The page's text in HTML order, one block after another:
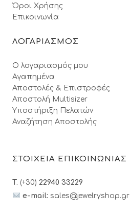
Όροι Xρήσης
Επικοινωνία
ΛΟΓΑΡΙΑΣΜΟΣ
Ο λογαριασμός μου
Αγαπημένα
Αποστολές & Επιστροφές
Αποστολή Multisizer
Υποστήριξη Πελατών
Αναζήτηση Αποστολής
ΣΤΟΙΧΕΙΑ ΕΠΙΚΟΙΝΩΝΙΑΣ
T. (+30) 22940 33229
e-mail: sales@jewelryshop.gr